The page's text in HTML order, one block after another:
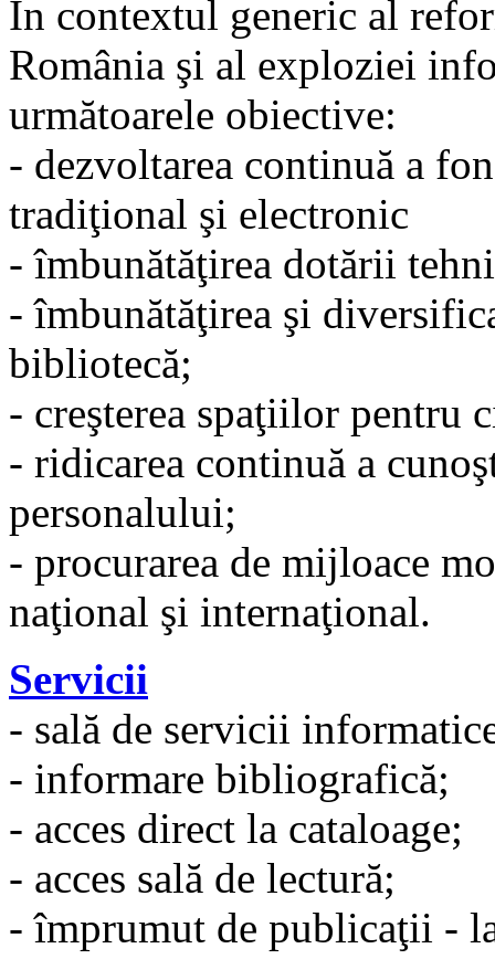
În contextul generic al
România şi al exploziei
următoarele obiective:
- dezvoltarea continuă a
tradiţional şi electronic
- îmbunătăţirea dotării
- îmbunătăţirea şi
bibliotecă;
- creşterea spaţiilor pentru
- ridicarea continuă a
personalului;
- procurarea de mijloace
naţional şi internaţional.
Servicii
- sală de servicii
- informare bibliografică;
- acces direct la cataloage;
- acces sală de lectură;
- împrumut de publicaţii -